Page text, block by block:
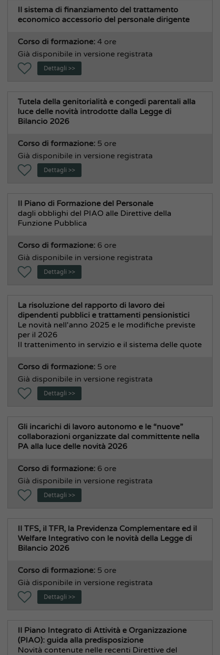
Il sistema di finanziamento del trattamento
economico accessorio del personale dirigente
Corso di formazione: 4 ore
Già disponibile in versione registrata
Dettagli >>
Tutela della genitorialità e congedi parentali alla
luce delle novità introdotte dalla Legge di
Bilancio 2026
Corso di formazione: 5 ore
Già disponibile in versione registrata
Dettagli >>
Il Piano di Formazione del Personale
dagli obblighi del PIAO alle Direttive della
Funzione Pubblica
Corso di formazione: 6 ore
Già disponibile in versione registrata
Dettagli >>
La risoluzione del rapporto di lavoro dei
dipendenti pubblici e trattamenti pensionistici
Le novità nell'anno 2025 e le modifiche previste
per il 2026
Il trattenimento in servizio e il sistema delle quote
Corso di formazione: 5 ore
Già disponibile in versione registrata
Dettagli >>
Gli incarichi di lavoro autonomo e le “nuove”
collaborazioni organizzate dal committente nella
PA alla luce delle novità 2026
Corso di formazione: 6 ore
Già disponibile in versione registrata
Dettagli >>
Il TFS, il TFR, la Previdenza Complementare ed il
Welfare Integrativo con le novità della Legge di
Bilancio 2026
Corso di formazione: 5 ore
Già disponibile in versione registrata
Dettagli >>
Il Piano Integrato di Attività e Organizzazione
(PIAO): guida alla predisposizione
Novità contenute nelle recenti Direttive del